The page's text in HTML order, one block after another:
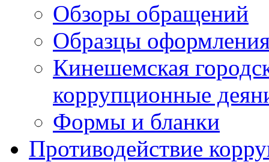
Обзоры обращений
Образцы
Кинешемская
коррупционные
Формы и бланки
Противодействие